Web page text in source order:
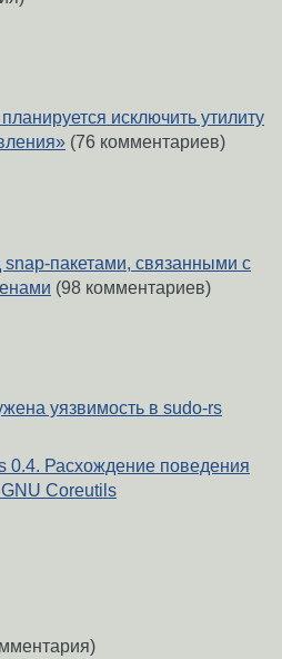
исключить утилиту
(76 комментариев)
snap-пакетами, связанными с
(98 комментариев)
уязвимость в sudo-rs
0.4. Расхождение поведения
Coreutils